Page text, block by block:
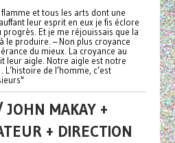
et tous les arts dont une
leur esprit en eux je fis éclore
Et je me réjouissais que la
le produire. – Non plus croyance
du mieux. La croyance au
leur aigle. Notre aigle est notre
de l’homme, c’est
MAKAY +
+ DIRECTION